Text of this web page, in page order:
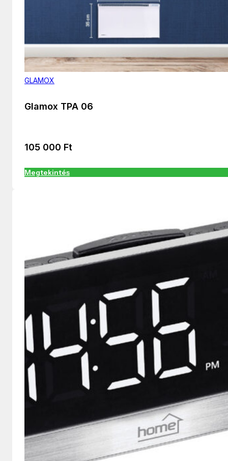
GLAMOX
Glamox TPA 06
105 000 Ft
Megtekintés